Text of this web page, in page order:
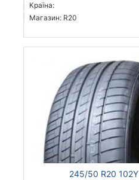
Країна:
Магазин: R20
245/50 R20 102Y